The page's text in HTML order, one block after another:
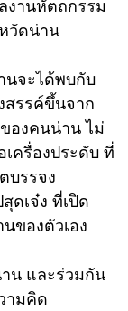
งานหัตถกรรม
วัดน่าน
นจะได้พบกับ
สรรค์ขึ้นจาก
องคนน่าน ไม่
เครื่องประดับ ที่
บรรจง
ดเจ๋ง ที่เปิด
ของตัวเอง
น และร่วมกัน
ามคิด